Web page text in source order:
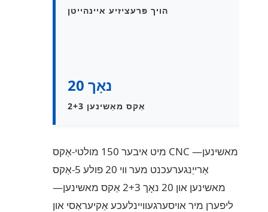
הויך פּרעציזיע איינהייטן
20 נאָך
2+3 אַקס מאַשינען
מיט איבער 150 מולטי-אַקס CNC מאשינען—
אַרייַנגערעכנט מער ווי 20 פולע 5-אַקס
מאשינען און 20 נאָך 2+3 אַקס מאשינען—
ליפערן מיר אויסערגעוויינלעכע אַקיעראַסי און